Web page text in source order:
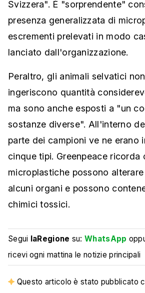
Svizzera". È "sorprendente"
presenza generalizzata di
escrementi prelevati in modo
lanciato dall'organizzazione.
Peraltro, gli animali selvatici
ingeriscono quantità
ma sono anche esposti a "un
sostanze diverse". All'interno
parte dei campioni ve ne erano
cinque tipi. Greenpeace ricorda
microplastiche possono
alcuni organi e possono
chimici tossici.
Segui laRegione su:WhatsApp
ricevi ogni mattina le notizie principali
Questo articolo è stato pubblicato